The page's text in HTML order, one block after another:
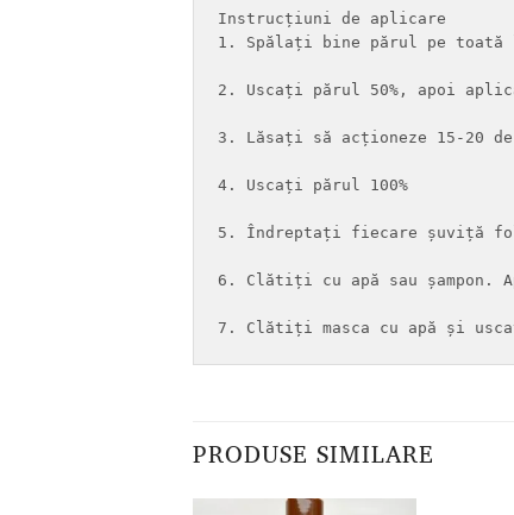
Instrucțiuni de aplicare
1. Spălați bine părul pe toată
2. Uscați părul 50%, apoi
3. Lăsați să acționeze 15-20
4. Uscați părul 100%
5. Îndreptați fiecare șuviță
6. Clătiți cu apă sau șampon.
7. Clătiți masca cu apă și
PRODUSE SIMILARE